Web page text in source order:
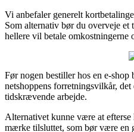
Vi anbefaler generelt
Som alternativ bør du overveje
hellere vil betale omkostningerne
Før nogen bestiller hos en e-shop
netshoppens forretningsvilkår, det
tidskrævende arbejde.
Alternativet kunne være at
mærke tilsluttet, som bør være en